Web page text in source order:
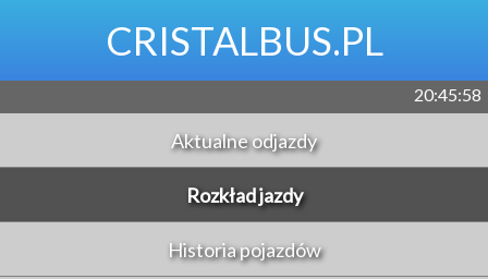
CRISTALBUS.PL
20:45:58
Aktualne odjazdy
Rozkład jazdy
Historia pojazdów